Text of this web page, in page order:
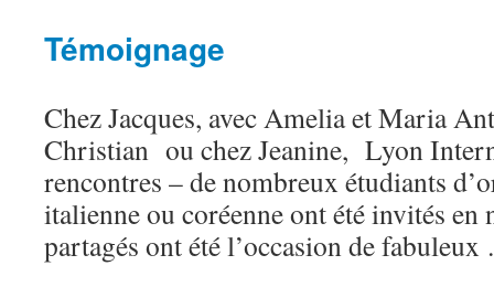
Témoignage
Chez Jacques, avec Amelia et Maria
Christian ou chez Jeanine, Lyon
rencontres – de nombreux étudiants
italienne ou coréenne ont été invités en
partagés ont été l’occasion de